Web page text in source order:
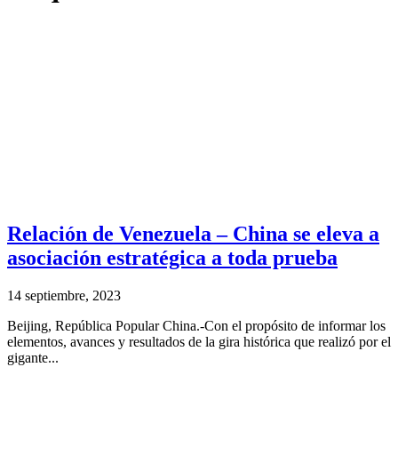
Relación de Venezuela – China se eleva a
asociación estratégica a toda prueba
14 septiembre, 2023
Beijing, República Popular China.-Con el propósito de informar los
elementos, avances y resultados de la gira histórica que realizó por el
gigante...